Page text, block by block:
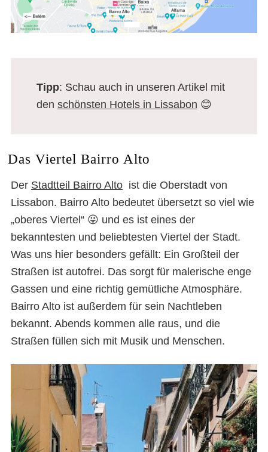
Tipp: Schau auch in unseren Artikel mit
den schönsten Hotels in Lissabon 😊
Das Viertel Bairro Alto
Der Stadtteil Bairro Alto ist die Oberstadt von
Lissabon. Bairro Alto bedeutet übersetzt so viel wie
„oberes Viertel“ 😜 und es ist eines der
bekanntesten und beliebtesten Viertel der Stadt.
Was uns hier besonders gefällt: Ein Großteil der
Straßen ist autofrei. Das sorgt für malerische enge
Gassen und eine richtig gemütliche Atmosphäre.
Bairro Alto ist außerdem für sein Nachtleben
bekannt. Abends kommen alle raus, und die
Straßen füllen sich mit Musik und Menschen.